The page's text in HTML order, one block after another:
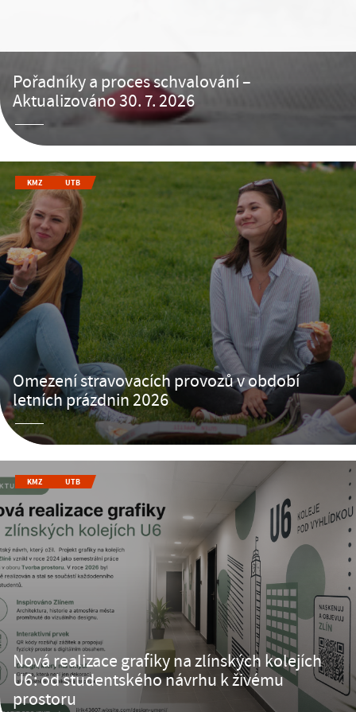
Pořadníky a proces schvalování –
Aktualizováno 30. 7. 2026
KMZ UTB
Omezení stravovacích provozů v období
letních prázdnin 2026
KMZ UTB
Nová realizace grafiky na zlínských kolejích
U6: od studentského návrhu k živému
prostoru